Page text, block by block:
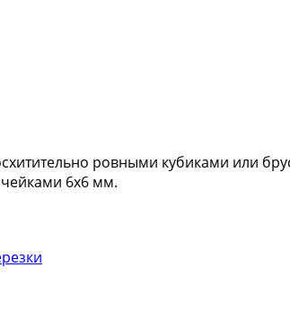
ровными кубиками или
6х6 мм.